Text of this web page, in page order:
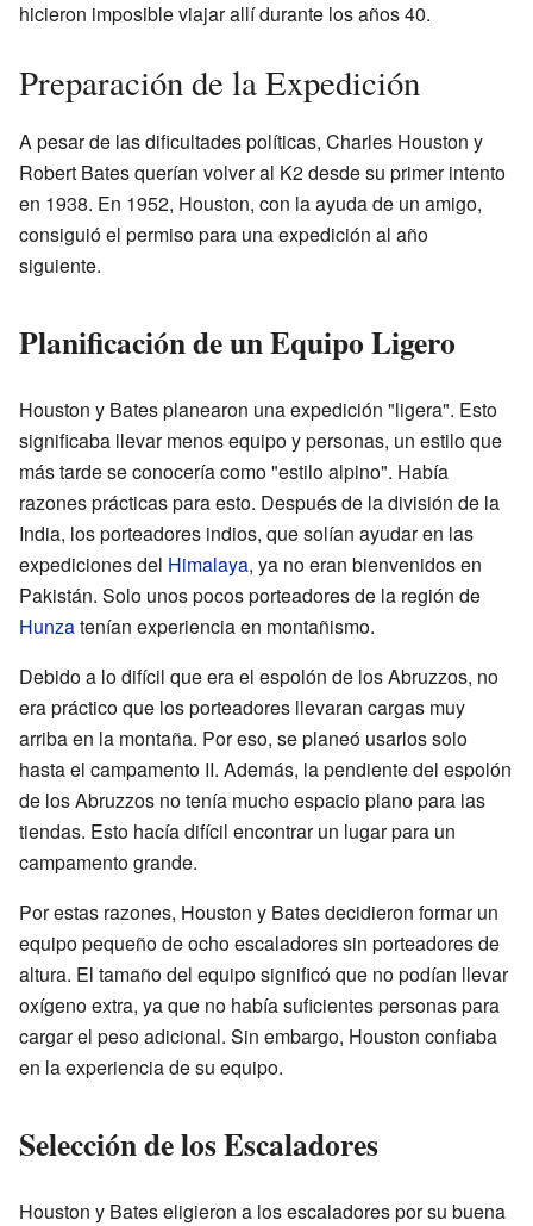
hicieron imposible viajar allí durante los años 40.
Preparación de la Expedición
A pesar de las dificultades políticas, Charles Houston y
Robert Bates querían volver al K2 desde su primer intento
en 1938. En 1952, Houston, con la ayuda de un amigo,
consiguió el permiso para una expedición al año
siguiente.
Planificación de un Equipo Ligero
Houston y Bates planearon una expedición "ligera". Esto
significaba llevar menos equipo y personas, un estilo que
más tarde se conocería como "estilo alpino". Había
razones prácticas para esto. Después de la división de la
India, los porteadores indios, que solían ayudar en las
expediciones del Himalaya, ya no eran bienvenidos en
Pakistán. Solo unos pocos porteadores de la región de
Hunzatenían experiencia en montañismo.
Debido a lo difícil que era el espolón de los Abruzzos, no
era práctico que los porteadores llevaran cargas muy
arriba en la montaña. Por eso, se planeó usarlos solo
hasta el campamento II. Además, la pendiente del espolón
de los Abruzzos no tenía mucho espacio plano para las
tiendas. Esto hacía difícil encontrar un lugar para un
campamento grande.
Por estas razones, Houston y Bates decidieron formar un
equipo pequeño de ocho escaladores sin porteadores de
altura. El tamaño del equipo significó que no podían llevar
oxígeno extra, ya que no había suficientes personas para
cargar el peso adicional. Sin embargo, Houston confiaba
en la experiencia de su equipo.
Selección de los Escaladores
Houston y Bates eligieron a los escaladores por su buena